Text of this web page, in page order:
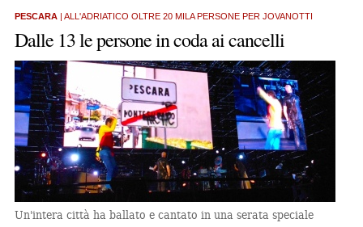
PESCARA | ALL'ADRIATICO OLTRE 20 MILA PERSONE PER JOVANOTTI
Dalle 13 le persone in coda ai cancelli
Un'intera città ha ballato e cantato in una serata speciale